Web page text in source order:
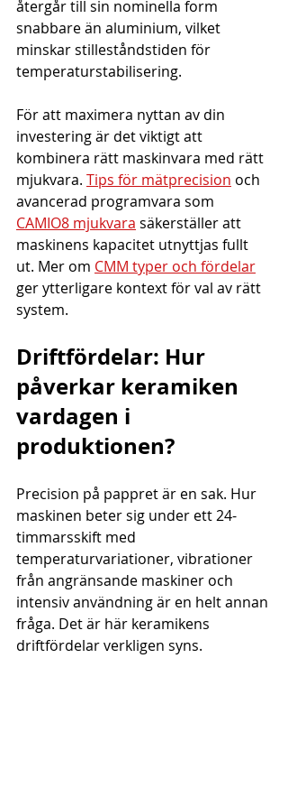
återgår till sin nominella form
snabbare än aluminium, vilket
minskar stilleståndstiden för
temperaturstabilisering.
För att maximera nyttan av din
investering är det viktigt att
kombinera rätt maskinvara med rätt
mjukvara. Tips för mätprecision och
avancerad programvara som
CAMIO8 mjukvara säkerställer att
maskinens kapacitet utnyttjas fullt
ut. Mer om CMM typer och fördelar
ger ytterligare kontext för val av rätt
system.
Driftfördelar: Hur
påverkar keramiken
vardagen i
produktionen?
Precision på pappret är en sak. Hur
maskinen beter sig under ett 24-
timmarsskift med
temperaturvariationer, vibrationer
från angränsande maskiner och
intensiv användning är en helt annan
fråga. Det är här keramikens
driftfördelar verkligen syns.